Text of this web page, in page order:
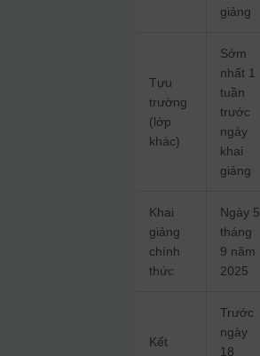
giảng
Tựu
trường
(lớp
khác)
Sớm
nhất 1
tuần
trước
ngày
khai
giảng
Khai
giảng
chính
thức
Ngày 5
tháng
9 năm
2025
Kết
Trước
ngày
18